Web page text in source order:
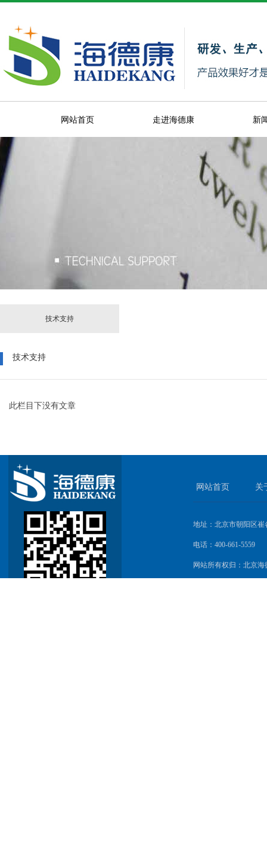
网站首页 走进海德康 新
技术支持
技术支持
此栏目下没有文章
网站首页 关
地址：北京市朝阳区崔
电话：400-661-5559
网站所有权归：北京